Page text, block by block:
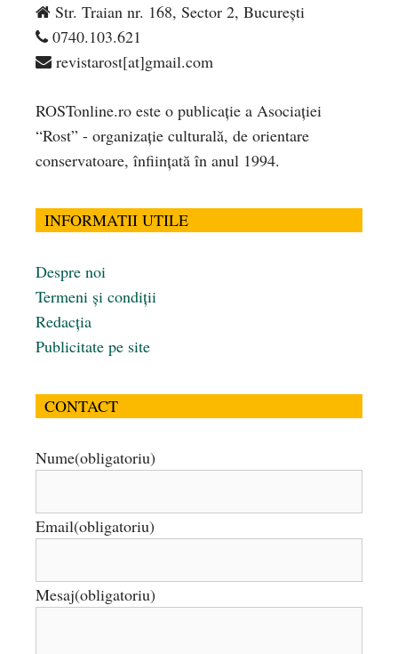
Str. Traian nr. 168, Sector 2, București
0740.103.621
revistarost[at]gmail.com
ROSTonline.ro este o publicaţie a Asociaţiei
“Rost” - organizaţie culturală, de orientare
conservatoare, înfiinţată în anul 1994.
INFORMATII UTILE
Despre noi
Termeni și condiții
Redacția
Publicitate pe site
CONTACT
Nume(obligatoriu)
Email(obligatoriu)
Mesaj(obligatoriu)